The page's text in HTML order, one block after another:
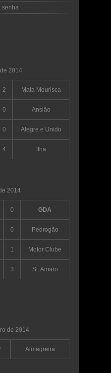
senha
2014
2 Mata Mourisca
0 Ansião
0 Alegre e Unido
4 Ilha
2014
0 GDA
0 Pedrogão
1 Motor Clube
3 St. Amaro
de 2014
Almagreira